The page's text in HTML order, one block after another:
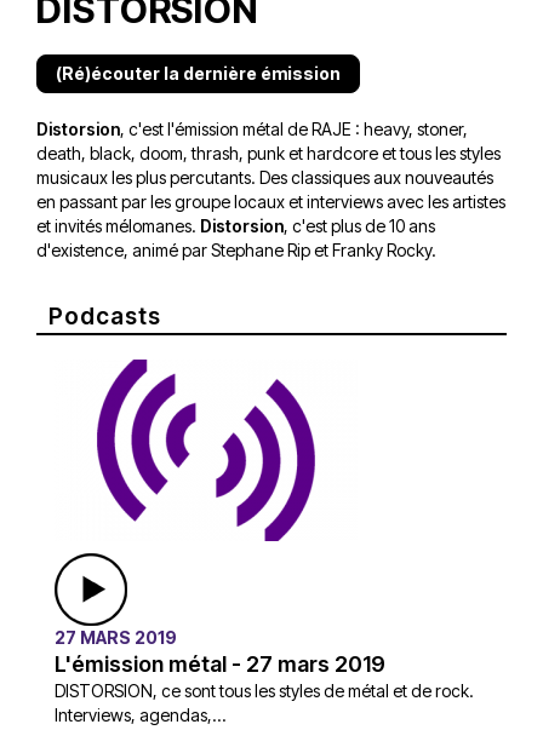
DISTORSION
(Ré)écouter la dernière émission
Distorsion, c'est l'émission métal de RAJE : heavy, stoner,
death, black, doom, thrash, punk et hardcore et tous les styles
musicaux les plus percutants. Des classiques aux nouveautés
en passant par les groupe locaux et interviews avec les artistes
et invités mélomanes. Distorsion, c'est plus de 10 ans
d'existence, animé par Stephane Rip et Franky Rocky.
Podcasts
27 MARS 2019
L'émission métal - 27 mars 2019
DISTORSION, ce sont tous les styles de métal et de rock.
Interviews, agendas,...